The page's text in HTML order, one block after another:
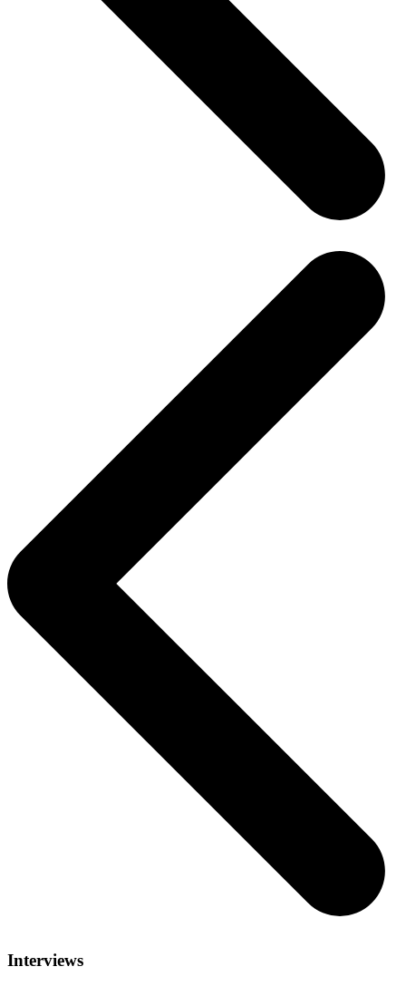
Interviews